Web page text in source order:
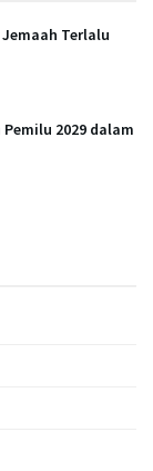
Terlalu
2029 dalam